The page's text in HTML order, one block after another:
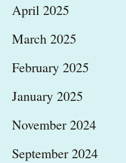
April 2025
March 2025
February 2025
January 2025
November 2024
September 2024